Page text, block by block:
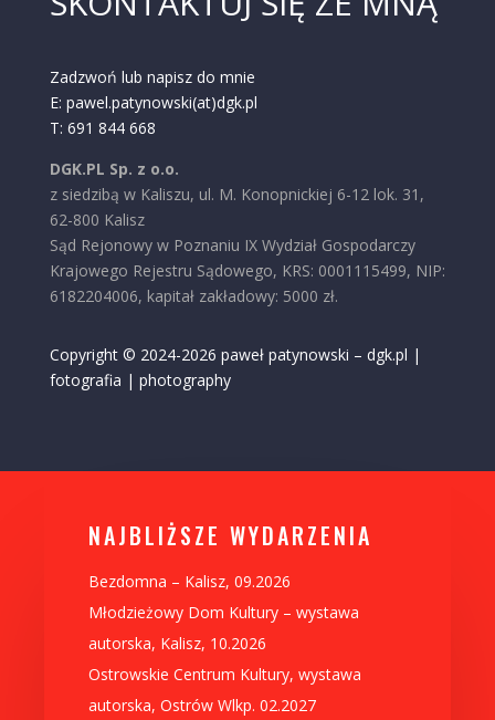
Zadzwoń lub napisz do mnie
E: pawel.patynowski(at)dgk.pl
T: 691 844 668
DGK.PL Sp. z o.o.
z siedzibą w Kaliszu, ul. M. Konopnickiej 6-12 lok. 31,
62-800 Kalisz
Sąd Rejonowy w Poznaniu IX Wydział Gospodarczy
Krajowego Rejestru Sądowego, KRS: 0001115499, NIP:
6182204006, kapitał zakładowy: 5000 zł.
Copyright © 2024-2026 paweł patynowski – dgk.pl |
fotografia | photography
NAJBLIŻSZE WYDARZENIA
Bezdomna – Kalisz, 09.2026
Młodzieżowy Dom Kultury – wystawa
autorska, Kalisz, 10.2026
Ostrowskie Centrum Kultury, wystawa
autorska, Ostrów Wlkp. 02.2027